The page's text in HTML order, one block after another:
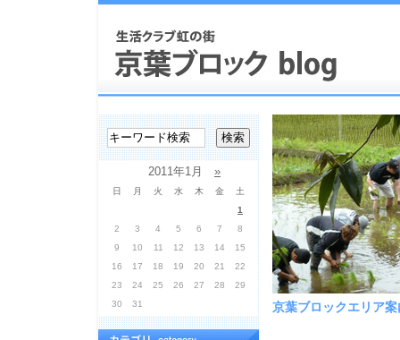
京葉ブロックエリア
2011年1月 »
日 月 火 水 木 金
土
1
2
3 4 5 6 7
8
9
10 11 12 13 14
15
16
17 18 19 20 21
22
23
24 25 26 27 28
29
30
31